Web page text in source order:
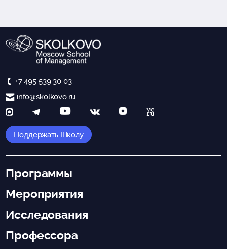
+7 495 539 30 03
info@skolkovo.ru
Поддержать Школу
Программы
Мероприятия
Исследования
Профессора